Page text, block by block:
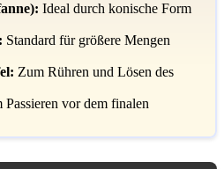
Ideal durch konische Form
Standard für größere Mengen
Zum Rühren und Lösen des
Passieren vor dem finalen